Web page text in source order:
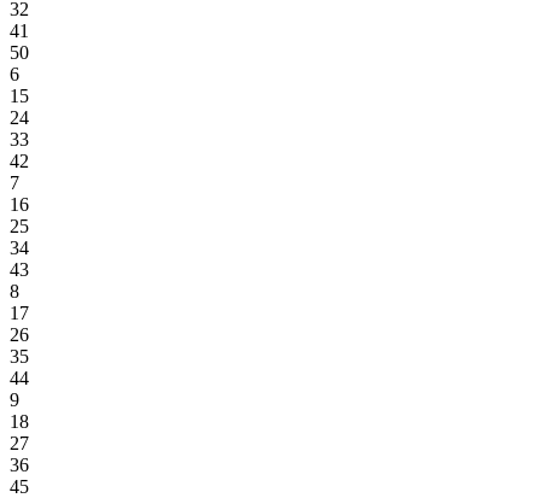
32
41
50
6
15
24
33
42
7
16
25
34
43
8
17
26
35
44
9
18
27
36
45